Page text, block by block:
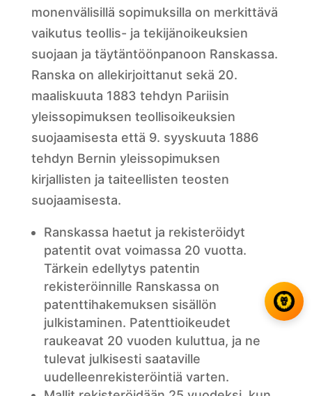
monenvälisillä sopimuksilla on merkittävä
vaikutus teollis- ja tekijänoikeuksien
suojaan ja täytäntöönpanoon Ranskassa.
Ranska on allekirjoittanut sekä 20.
maaliskuuta 1883 tehdyn Pariisin
yleissopimuksen teollisoikeuksien
suojaamisesta että 9. syyskuuta 1886
tehdyn Bernin yleissopimuksen
kirjallisten ja taiteellisten teosten
suojaamisesta.
Ranskassa haetut ja rekisteröidyt
patentit ovat voimassa 20 vuotta.
Tärkein edellytys patentin
rekisteröinnille Ranskassa on
patenttihakemuksen sisällön
julkistaminen. Patenttioikeudet
raukeavat 20 vuoden kuluttua, ja ne
tulevat julkisesti saataville
uudelleenrekisteröintiä varten.